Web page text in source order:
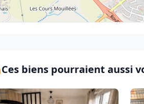
Ces biens pourraient aussi